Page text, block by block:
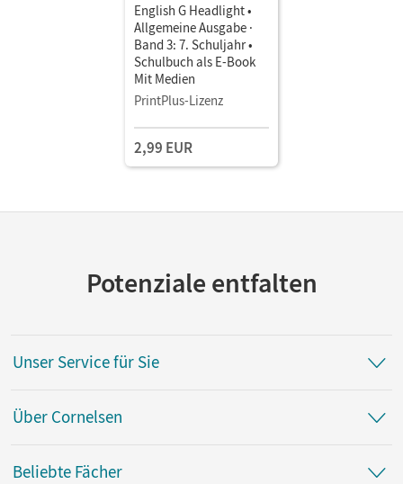
English G Headlight •
Allgemeine Ausgabe ·
Band 3: 7. Schuljahr •
Schulbuch als E-Book
Mit Medien
PrintPlus-Lizenz
2,99 EUR
Potenziale entfalten
Unser Service für Sie
Über Cornelsen
Beliebte Fächer